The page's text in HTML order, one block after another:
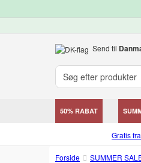
Send til
50% RABAT
Gratis
Forside SUMMER